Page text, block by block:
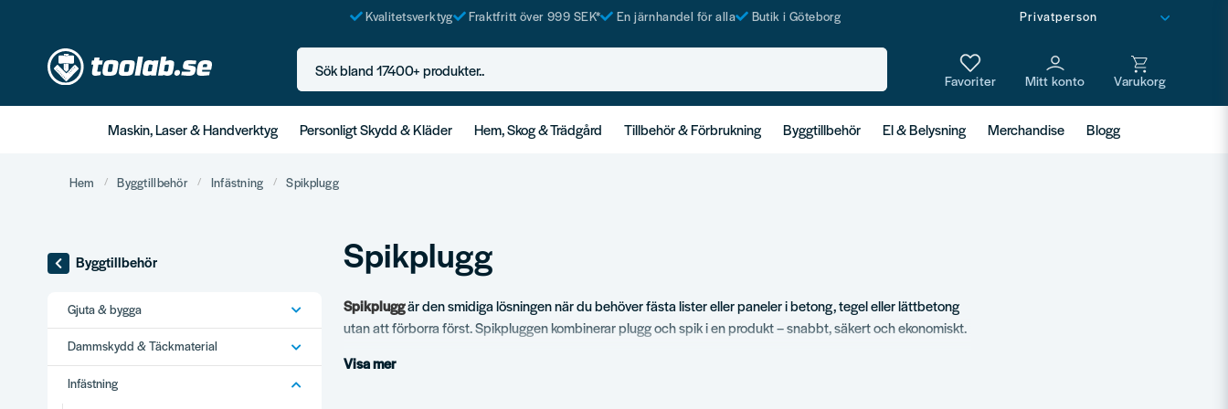
Kvalitetsverktyg Fraktfritt över 999 SEK* En järnhandel för alla Butik i Göteborg
Sök bland 17400+ produkter..
Maskin, Laser & Handverktyg Personligt Skydd & Kläder Hem, Skog & Trädgård Tillbehör & Förbrukning Byggtillbehör El & Belysning Merchandise Blogg
Hem Byggtillbehör Infästning Spikplugg
Byggtillbehör
Gjuta & bygga
Dammskydd & Täckmaterial
Infästning
Spikplugg
Spikpluggär den smidiga lösningen när du behöver fästa lister eller paneler i betong, tegel eller lättbetong
utan att förborra först. Spikpluggen kombinerar plugg och spik i en produkt – snabbt, säkert och ekonomiskt.
vilka modeller som faktiskt sätter sig ordentligt i underlaget.
Visa mer